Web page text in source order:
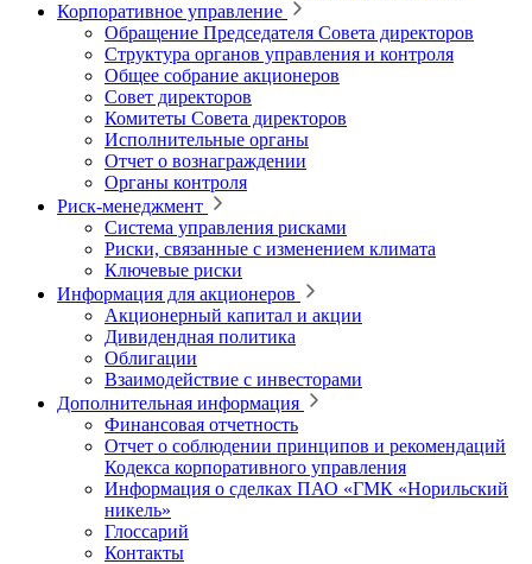
Корпоративное управление
Обращение Председателя Совета директоров
Структура органов управления и контроля
Общее собрание акционеров
Совет директоров
Комитеты Совета директоров
Исполнительные органы
Отчет о вознаграждении
Органы контроля
Риск-менеджмент
Система управления рисками
Риски, связанные с изменением климата
Ключевые риски
Информация для акционеров
Акционерный капитал и акции
Дивидендная политика
Облигации
Взаимодействие с инвесторами
Дополнительная информация
Финансовая отчетность
Отчет о соблюдении принципов и рекомендаций
Кодекса корпоративного управления
Информация о сделках ПАО «ГМК «Норильский
никель»
Глоссарий
Контакты